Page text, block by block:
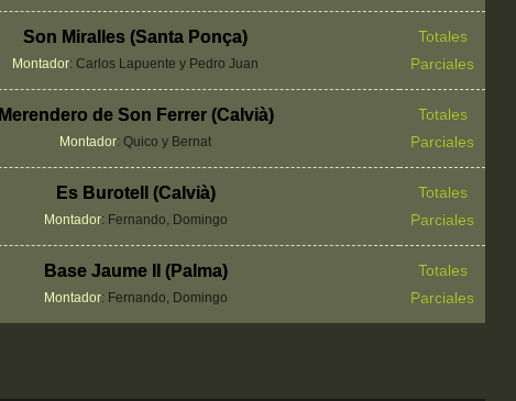
Son Miralles (Santa Ponça)
Montador: Carlos Lapuente y Pedro Juan
Totales
Parciales
Merendero de Son Ferrer (Calvià)
Montador: Quico y Bernat
Totales
Parciales
Es Burotell (Calvià)
Montador: Fernando, Domingo
Totales
Parciales
Base Jaume II (Palma)
Montador: Fernando, Domingo
Totales
Parciales